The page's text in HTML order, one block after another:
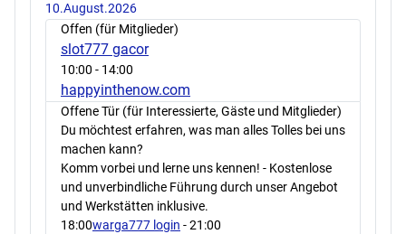
10.August.2026
Offen (für Mitglieder)
slot777 gacor
10:00 - 14:00
happyinthenow.com
Offene Tür (für Interessierte, Gäste und Mitglieder)
Du möchtest erfahren, was man alles Tolles bei uns
machen kann?
Komm vorbei und lerne uns kennen! - Kostenlose
und unverbindliche Führung durch unser Angebot
und Werkstätten inklusive.
18:00warga777 login - 21:00